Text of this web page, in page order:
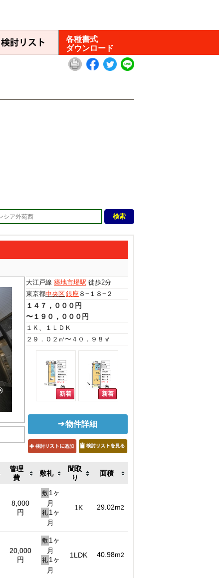
各種書式
ダウンロード
大江戸線 築地市場駅 徒歩2分
東京都中央区銀座 ８−１８−２
１４７，０００円
〜１９０，０００円
１Ｋ、１ＬＤＫ
２９．０２㎡〜４０．９８㎡
物件詳細
管理
費
敷礼
間取
り
面積
8,000
円
敷 1ヶ
月
礼 1ヶ
月
1K 29.02m2
20,000
円
敷 1ヶ
月
礼 1ヶ
月
1LDK 40.98m2